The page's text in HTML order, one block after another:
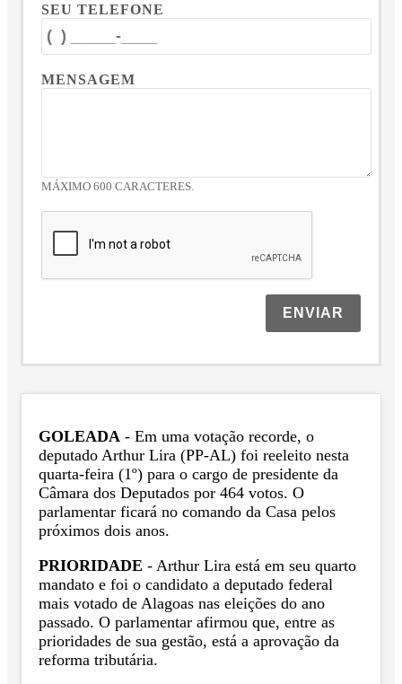
SEU TELEFONE
MENSAGEM
MÁXIMO 600 CARACTERES.
ENVIAR
GOLEADA - Em uma votação recorde, o
deputado Arthur Lira (PP-AL) foi reeleito nesta
quarta-feira (1º) para o cargo de presidente da
Câmara dos Deputados por 464 votos. O
parlamentar ficará no comando da Casa pelos
próximos dois anos.
PRIORIDADE - Arthur Lira está em seu quarto
mandato e foi o candidato a deputado federal
mais votado de Alagoas nas eleições do ano
passado. O parlamentar afirmou que, entre as
prioridades de sua gestão, está a aprovação da
reforma tributária.